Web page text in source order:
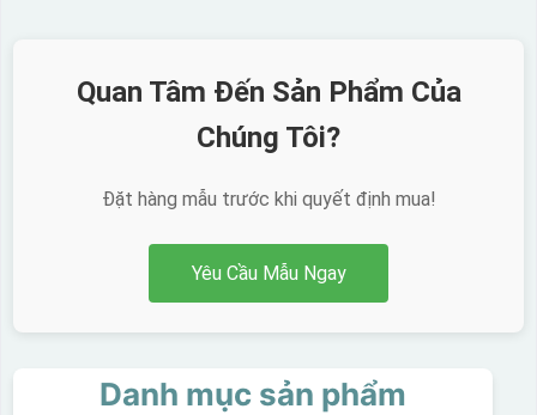
Quan Tâm Đến Sản Phẩm Của
Chúng Tôi?
Đặt hàng mẫu trước khi quyết định mua!
Yêu Cầu Mẫu Ngay
Danh mục sản phẩm